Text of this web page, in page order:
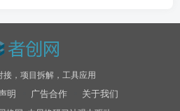
接，项目拆解，工具应用
明 广告合作 关于我们